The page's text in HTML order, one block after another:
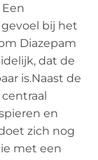
bij het
Diazepam
dat de
is.Naast de
en
zich nog
met een